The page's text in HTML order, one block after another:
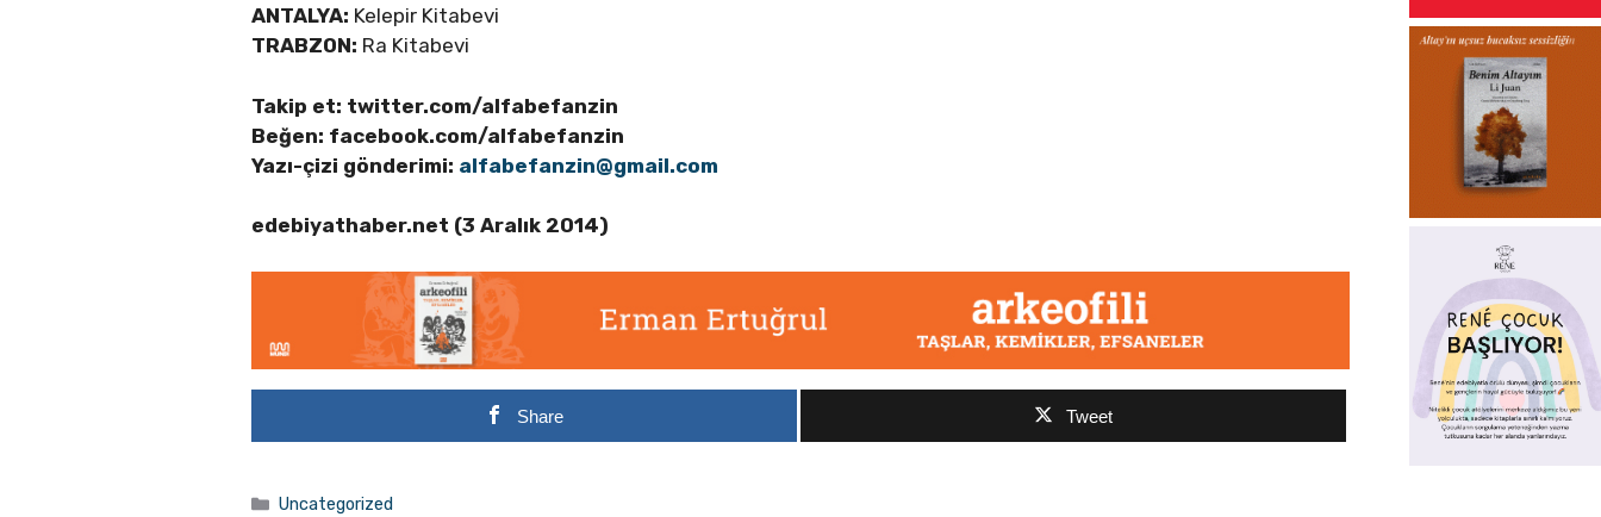
ANTALYA: Kelepir Kitabevi
TRABZON: Ra Kitabevi
Takip et: twitter.com/alfabefanzin
Beğen: facebook.com/alfabefanzin
Yazı-çizi gönderimi: alfabefanzin@gmail.com
edebiyathaber.net (3 Aralık 2014)
Share Tweet
Kategoriler
Uncategorized